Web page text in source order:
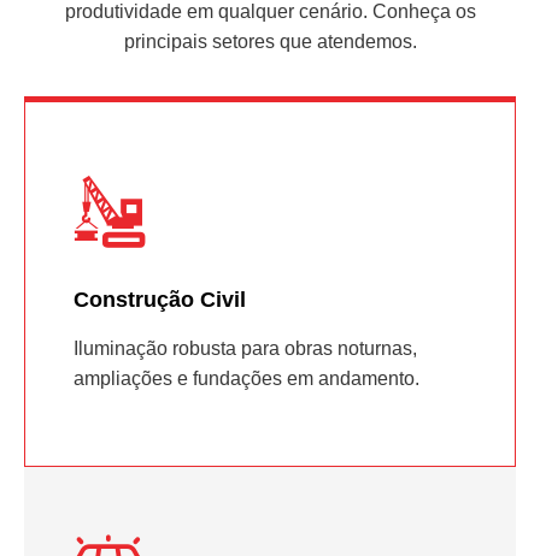
produtividade em qualquer cenário. Conheça os
principais setores que atendemos.
Construção Civil
Iluminação robusta para obras noturnas,
ampliações e fundações em andamento.